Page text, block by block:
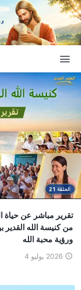
من كنيسة الله القدير
ورؤية محبة الله
2026 يوليو 4